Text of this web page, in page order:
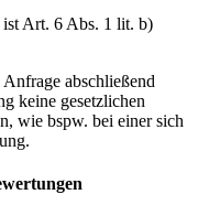
ist Art. 6 Abs. 1 lit. b)
abschließend
keine gesetzlichen
wie bspw. bei einer sich